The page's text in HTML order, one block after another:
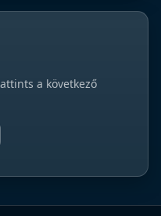
a következő